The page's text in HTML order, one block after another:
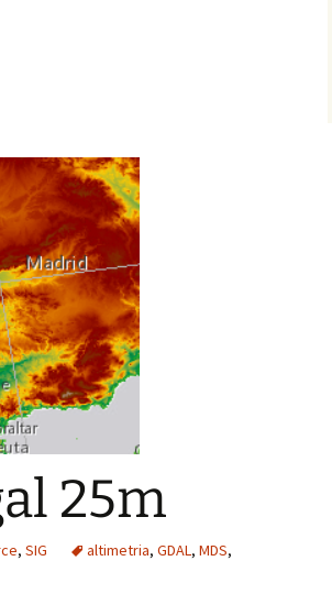
25m
, SIG altimetria, GDAL, MDS,